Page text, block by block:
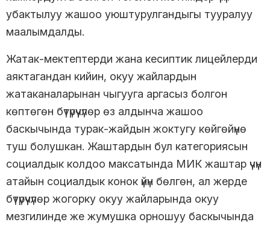
убактылуу жашоо уюштурулгандыгы тууралуу
маалымдалды.
Жатак-мектептерди жана кесиптик лицейлерди
аяктагандан кийин, окуу жайлардын
жатаканаларынан чыгууга аргасыз болгон
көптөгөн бүтүрүүчүлөр өз алдынча жашоо
баскычында турак-жайдын жоктугу көйгөйүнө
туш болушкан. Жаштардын бул категориясын
социалдык колдоо максатында МИК жаштар үчүн
атайын социалдык конок үйүн бөлгөн, ал жерде
бүтүрүүчүлөр жогорку окуу жайларында окуу
мезгилинде же жумушка орношуу баскычында